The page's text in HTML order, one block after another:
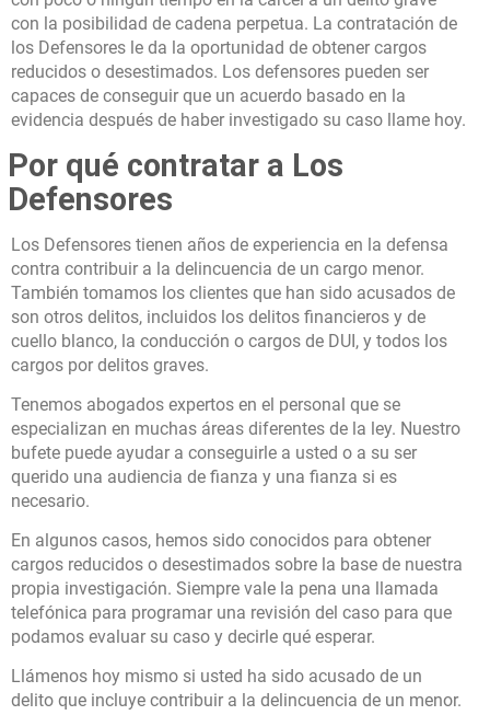
con la posibilidad de cadena perpetua. La contratación de
los Defensores le da la oportunidad de obtener cargos
reducidos o desestimados. Los defensores pueden ser
capaces de conseguir que un acuerdo basado en la
evidencia después de haber investigado su caso llame hoy.
Por qué contratar a Los
Defensores
Los Defensores tienen años de experiencia en la defensa
contra contribuir a la delincuencia de un cargo menor.
También tomamos los clientes que han sido acusados de
son otros delitos, incluidos los delitos financieros y de
cuello blanco, la conducción o cargos de DUI, y todos los
cargos por delitos graves.
Tenemos abogados expertos en el personal que se
especializan en muchas áreas diferentes de la ley. Nuestro
bufete puede ayudar a conseguirle a usted o a su ser
querido una audiencia de fianza y una fianza si es
necesario.
En algunos casos, hemos sido conocidos para obtener
cargos reducidos o desestimados sobre la base de nuestra
propia investigación. Siempre vale la pena una llamada
telefónica para programar una revisión del caso para que
podamos evaluar su caso y decirle qué esperar.
Llámenos hoy mismo si usted ha sido acusado de un
delito que incluye contribuir a la delincuencia de un menor.